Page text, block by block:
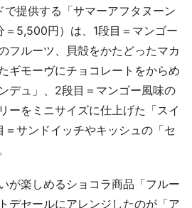
提供する「サマーアフタヌーン
＝5,500円）は、1段目＝マンゴー
フルーツ、貝殻をかたどったマカ
ギモーヴにチョコレートをからめ
デュ」、2段目＝マンゴー風味の
ーをミニサイズに仕上げた「スイ
サンドイッチやキッシュの「セ
が楽しめるショコラ商品「フルー
デセールにアレンジしたのが「ア